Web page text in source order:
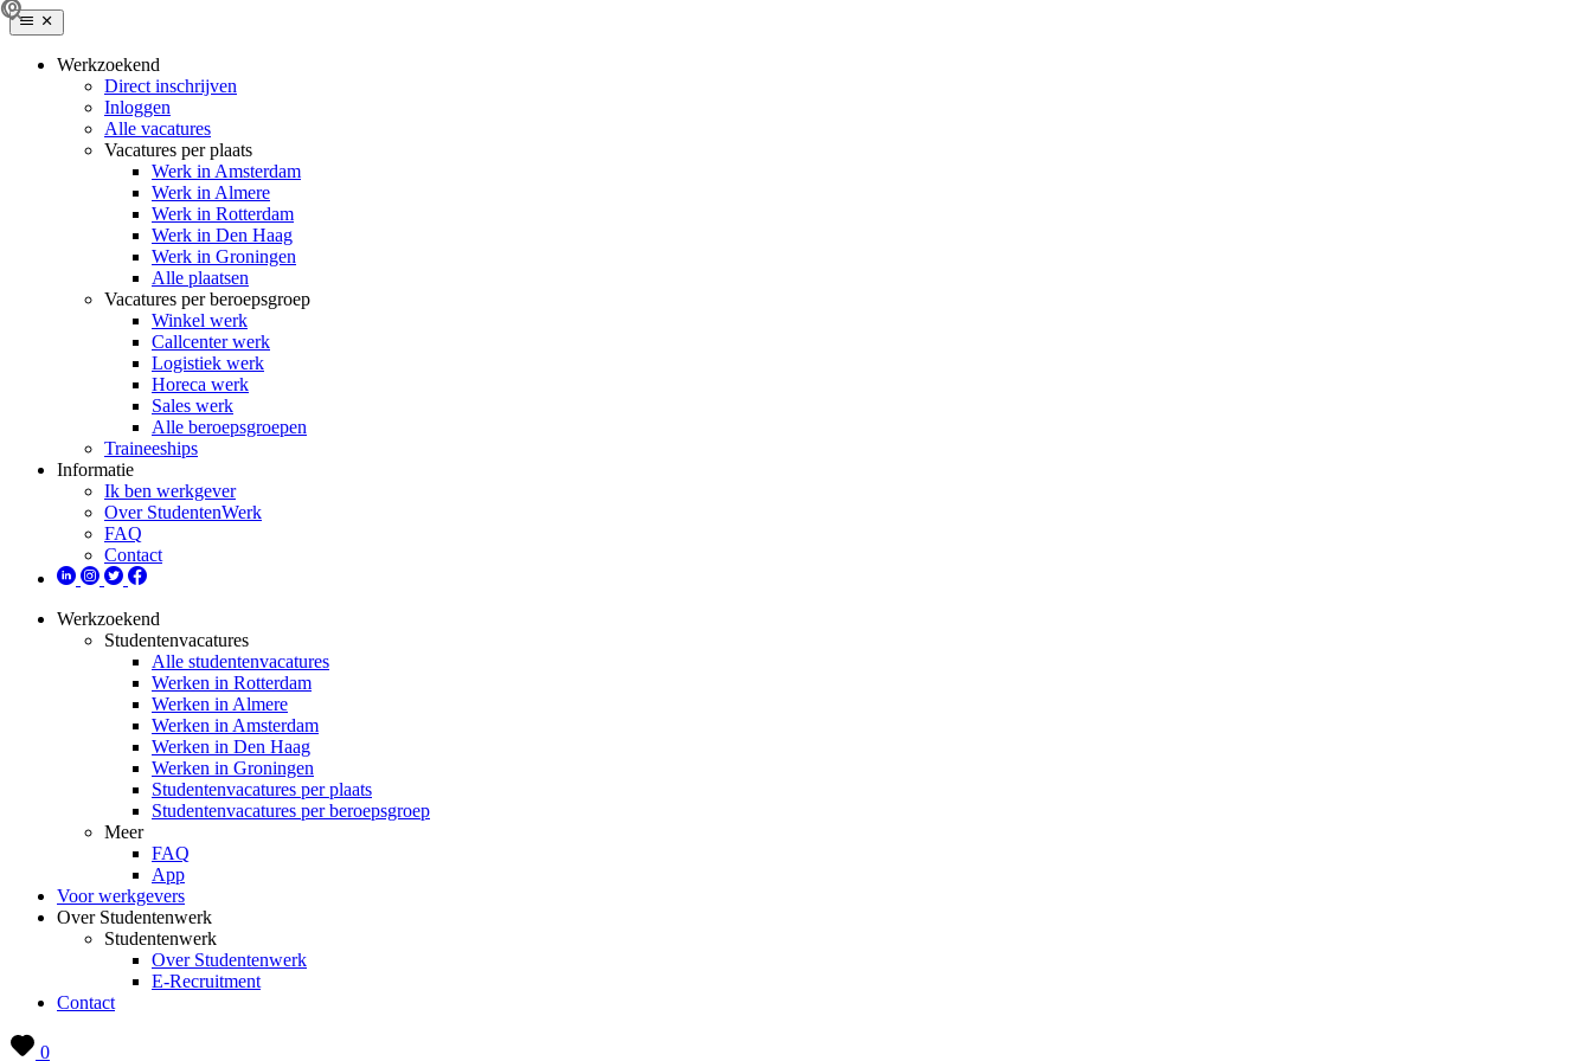
Werkzoekend
Direct inschrijven
Inloggen
Alle vacatures
Vacatures per plaats
Werk in Amsterdam
Werk in Almere
Werk in Rotterdam
Werk in Den Haag
Werk in Groningen
Alle plaatsen
Vacatures per beroepsgroep
Winkel werk
Callcenter werk
Logistiek werk
Horeca werk
Sales werk
Alle beroepsgroepen
Traineeships
Informatie
Ik ben werkgever
Over StudentenWerk
FAQ
Contact
Werkzoekend
Studentenvacatures
Alle studentenvacatures
Werken in Rotterdam
Werken in Almere
Werken in Amsterdam
Werken in Den Haag
Werken in Groningen
Studentenvacatures per plaats
Studentenvacatures per beroepsgroep
Meer
FAQ
App
Voor werkgevers
Over Studentenwerk
Studentenwerk
Over Studentenwerk
E-Recruitment
Contact
0